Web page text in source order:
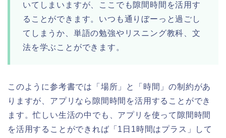
いてしまいますが、ここでも隙間時間を活用す
ることができます。いつも通りぼーっと過ごし
てしまうか、単語の勉強やリスニング教科、文
法を学ぶことができます。
このように参考書では「場所」と「時間」の制約があ
りますが、アプリなら隙間時間を活用することができ
ます。忙しい生活の中でも、アプリを使って隙間時間
を活用することができれば「1日1時間はプラス」して